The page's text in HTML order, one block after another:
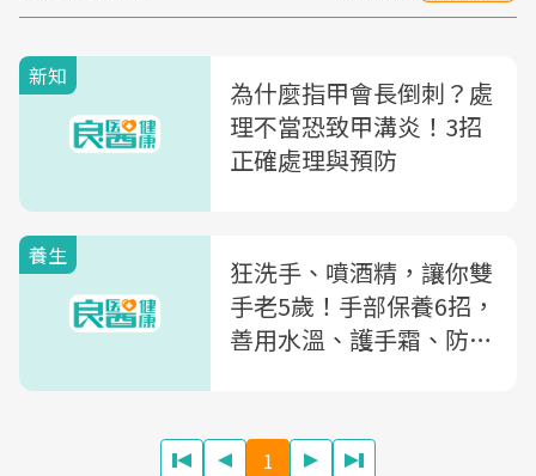
新知
為什麼指甲會長倒刺？處
理不當恐致甲溝炎！3招
正確處理與預防
養生
狂洗手、噴酒精，讓你雙
手老5歲！手部保養6招，
善用水溫、護手霜、防曬
1